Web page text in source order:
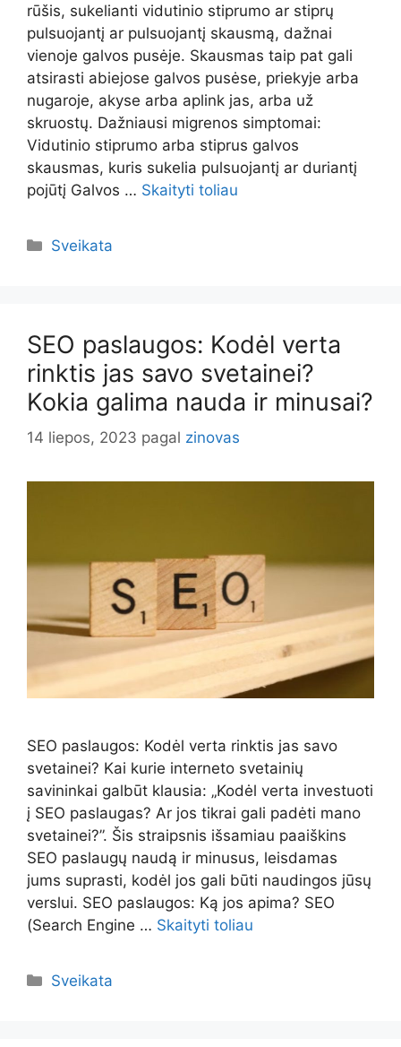
rūšis, sukelianti vidutinio stiprumo ar stiprų
pulsuojantį ar pulsuojantį skausmą, dažnai
vienoje galvos pusėje. Skausmas taip pat gali
atsirasti abiejose galvos pusėse, priekyje arba
nugaroje, akyse arba aplink jas, arba už
skruostų. Dažniausi migrenos simptomai:
Vidutinio stiprumo arba stiprus galvos
skausmas, kuris sukelia pulsuojantį ar duriantį
pojūtį Galvos … Skaityti toliau
Kategorijos
Sveikata
SEO paslaugos: Kodėl verta
rinktis jas savo svetainei?
Kokia galima nauda ir minusai?
14 liepos, 2023 pagal zinovas
SEO paslaugos: Kodėl verta rinktis jas savo
svetainei? Kai kurie interneto svetainių
savininkai galbūt klausia: „Kodėl verta investuoti
į SEO paslaugas? Ar jos tikrai gali padėti mano
svetainei?”. Šis straipsnis išsamiau paaiškins
SEO paslaugų naudą ir minusus, leisdamas
jums suprasti, kodėl jos gali būti naudingos jūsų
verslui. SEO paslaugos: Ką jos apima? SEO
(Search Engine … Skaityti toliau
Kategorijos
Sveikata